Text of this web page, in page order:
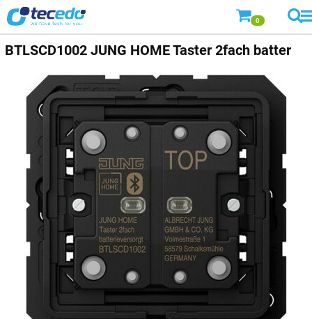
0
BTLSCD1002 JUNG HOME Taster 2fach batter